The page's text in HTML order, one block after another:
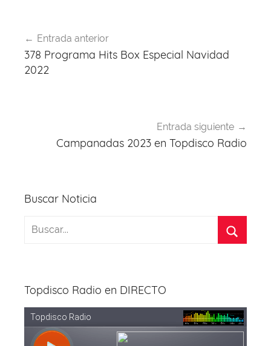
de
entradas
Entrada anterior
378 Programa Hits Box Especial Navidad
2022
Entrada siguiente
Campanadas 2023 en Topdisco Radio
Buscar Noticia
Topdisco Radio en DIRECTO